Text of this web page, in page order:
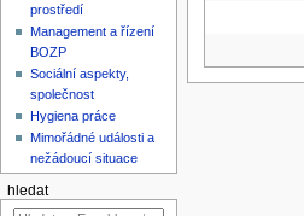
prostředí
Management a řízení
BOZP
Sociální aspekty,
společnost
Hygiena práce
Mimořádné události a
nežádoucí situace
hledat